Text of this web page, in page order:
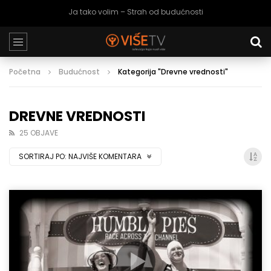
Ja tako volim – Strah od budućnosti
Početna Budućnost Kategorija "Drevne vrednosti"
DREVNE VREDNOSTI
25 OBJAVE
SORTIRAJ PO: NAJVIŠE KOMENTARA